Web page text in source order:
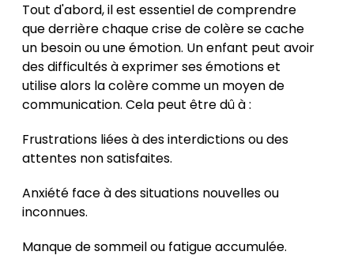
Tout d'abord, il est essentiel de comprendre
que derrière chaque crise de colère se cache
un besoin ou une émotion. Un enfant peut avoir
des difficultés à exprimer ses émotions et
utilise alors la colère comme un moyen de
communication. Cela peut être dû à :
Frustrations liées à des interdictions ou des
attentes non satisfaites.
Anxiété face à des situations nouvelles ou
inconnues.
Manque de sommeil ou fatigue accumulée.